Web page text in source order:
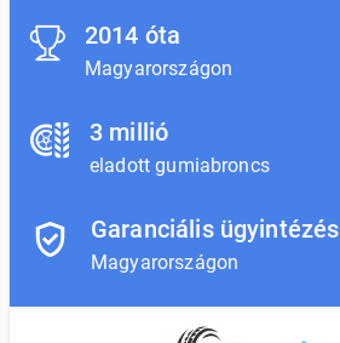
2014 óta
Magyarországon
3 millió
eladott gumiabroncs
Garanciális ügyintézés
Magyarországon